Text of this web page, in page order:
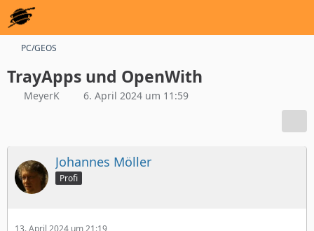
PC/GEOS
TrayApps und OpenWith
MeyerK 6. April 2024 um 11:59
Johannes Möller
Profi
13. April 2024 um 21:19